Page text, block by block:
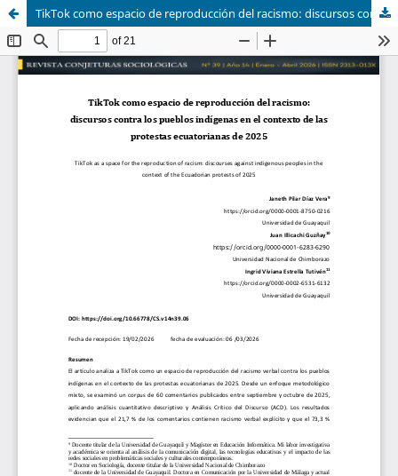
TikTok como espacio de reproducción del racismo: discursos contra los pueblos indígenas en el contexto de las protestas ecuatorianas de 2025